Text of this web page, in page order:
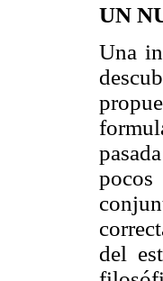
UN
Una
del